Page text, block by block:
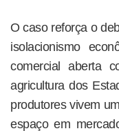
O caso reforça o
isolacionismo
comercial aberta
agricultura dos
produtores vivem
espaço em